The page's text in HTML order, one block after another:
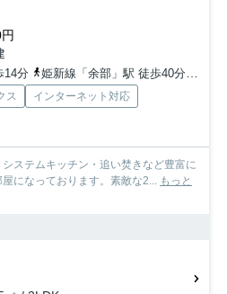
14分
姫新線「余部」駅 徒歩40分
ス
インターネット対応
ステムキッチン・追い焚きなど豊富に
になっております。素敵な2... もっと